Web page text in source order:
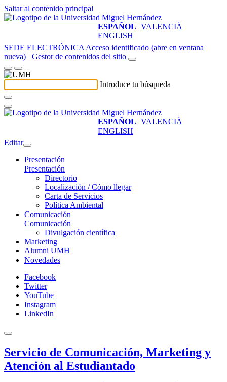
Saltar al contenido principal
ESPAÑOL VALENCIÀ
ENGLISH
SEDE ELECTRÓNICA Acceso identificado (abre en ventana
nueva)
Gestor de contenidos del sitio
Introduce tu búsqueda
ESPAÑOL VALENCIÀ
ENGLISH
Editar
Presentación
Presentación
Directorio
Localización / Cómo llegar
Carta de Servicios
Política Ambiental
Comunicación
Comunicación
Divulgación científica
Marketing
Alumni UMH
Novedades
Facebook
Twitter
YouTube
Instagram
LinkedIn
Servicio de Comunicación, Marketing y
Atención al Estudiantado